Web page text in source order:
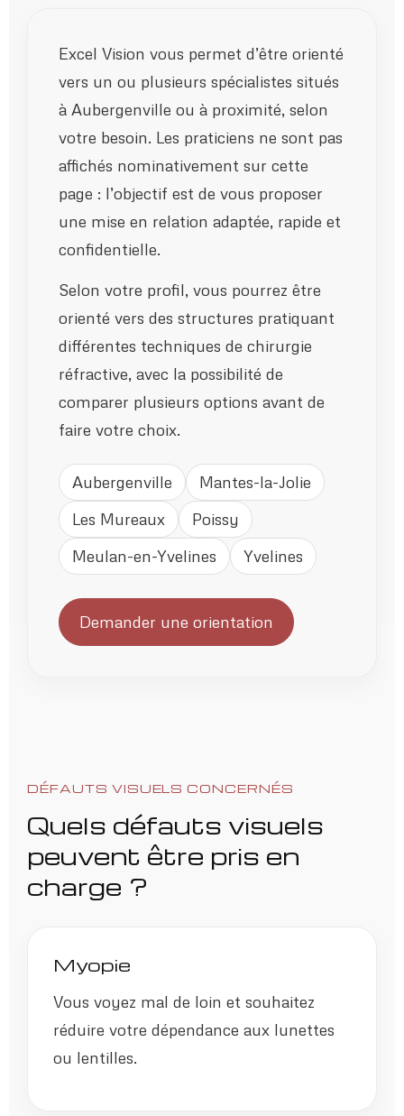
Excel Vision vous permet d’être orienté
vers un ou plusieurs spécialistes situés
à Aubergenville ou à proximité, selon
votre besoin. Les praticiens ne sont pas
affichés nominativement sur cette
page : l’objectif est de vous proposer
une mise en relation adaptée, rapide et
confidentielle.
Selon votre profil, vous pourrez être
orienté vers des structures pratiquant
différentes techniques de chirurgie
réfractive, avec la possibilité de
comparer plusieurs options avant de
faire votre choix.
Aubergenville
Mantes-la-Jolie
Les Mureaux
Poissy
Meulan-en-Yvelines
Yvelines
Demander une orientation
DÉFAUTS VISUELS CONCERNÉS
Quels défauts visuels
peuvent être pris en
charge ?
Myopie
Vous voyez mal de loin et souhaitez
réduire votre dépendance aux lunettes
ou lentilles.